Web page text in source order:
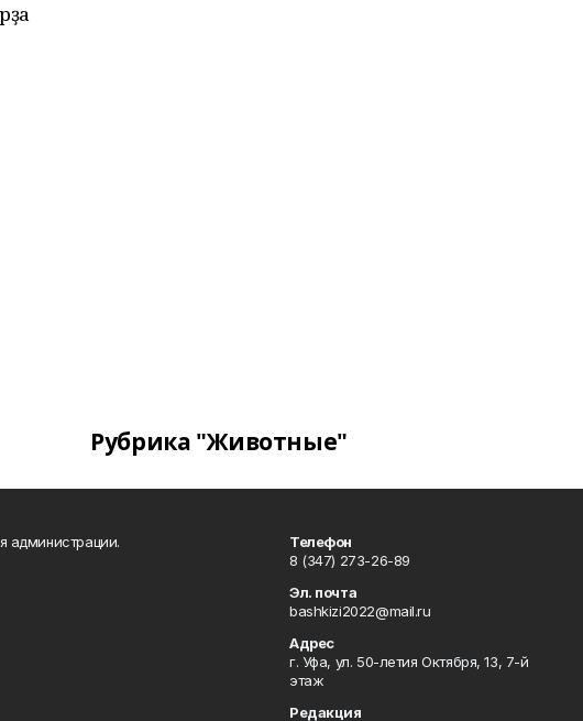
Рубрика "Животные"
администрации.
Телефон
8 (347) 273-26-89
Эл. почта
bashkizi2022@mail.ru
Адрес
г. Уфа, ул. 50-летия Октября, 13, 7-й
этаж
Редакция